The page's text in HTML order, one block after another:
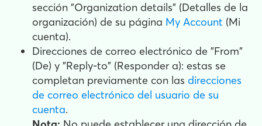
sección "Organization details" (Detalles de la
organización) de su página My Account (Mi
cuenta).
Direcciones de correo electrónico de "From"
(De) y "Reply-to" (Responder a): estas se
completan previamente con las direcciones
de correo electrónico del usuario de su
cuenta.